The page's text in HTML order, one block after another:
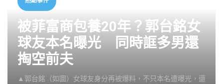
被菲富商包養20年？郭台銘女
球友本名曝光 同時誆多男還
掏空前夫
▲郭台銘（如圖）女球友身分再被爆料，不只本名遭曝光，還